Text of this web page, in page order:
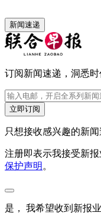
新闻速递
订阅新闻速递，洞悉时
立即订阅
只想接收感兴趣的新闻
注册即表示我接受新
保护声明 。
是， 我希望收到新报